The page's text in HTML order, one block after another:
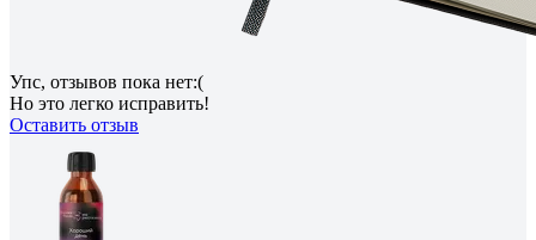
Упс, отзывов пока нет:(
Но это легко исправить!
Оставить отзыв